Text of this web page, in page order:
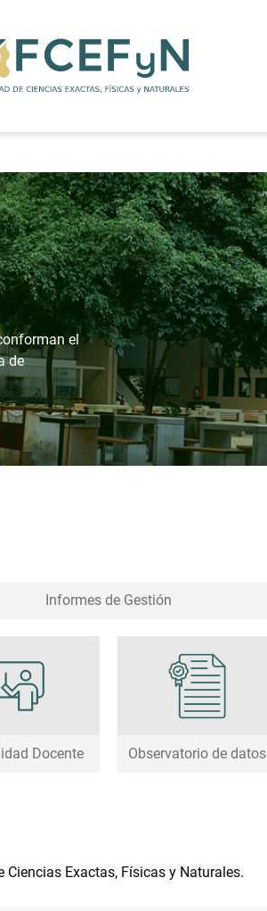
el
de
Informes de Gestión
Docente Observatorio de datos
Ciencias Exactas, Físicas y Naturales.